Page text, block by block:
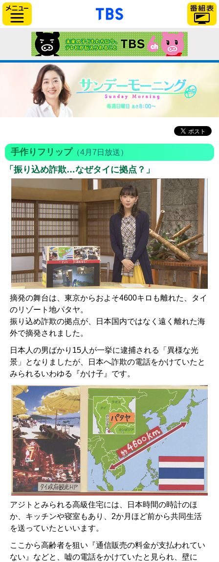
「TBSテレビ」トップ
手作りフリップ （4月7日放送）
「振り込め詐欺…なぜタイに拠点？」
摘発の舞台は、東京からおよそ4600キロも離れた、タイ
のリゾート地パタヤ。
振り込め詐欺の拠点が、日本国内ではなく遠く離れた海
外で摘発されました。
日本人の男ばかり15人が一挙に逮捕される「異様な光
景」となりましたが、日本へ詐欺の電話をかけていたと
みられるいわゆる『かけ子』です。
アジトとみられる高級住宅には、日本時間の時計のほ
か、キッチンや寝室もあり、2か月ほど前から共同生活
を送っていたといいます。
ここから高齢者を狙い『通信販売の料金が支払われてい
ない』などと、嘘の電話をかけていたと見られ、壁に